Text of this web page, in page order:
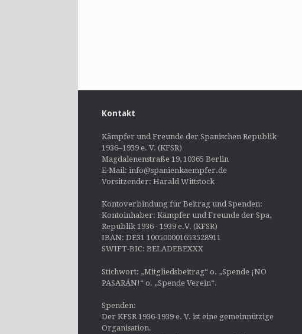
Kontakt
Kämpfer und Freunde der Spanischen Republik
1936–1939 e. V. (KFSR)
Magdalenenstraße 19, 10365 Berlin
E-Mail: info@spanienkaempfer.de
Vorsitzender: Harald Wittstock
Kontoverbindung für Beitrag und Spenden:
Kontoinhaber: Kämpfer und Freunde der Spa,
Republik 1936 - 1939 e.V. (KFSR)
IBAN: DE31 100500001653528911
SWIFT-BIC: BELADEBEXXX
Stichwort: „Mitgliedsbeitrag“ o. „Spende ¡NO
PASARÁN!“ o. „Spende Verein“.
Spenden:
Der KFSR 1936-1939 e. V. ist eine gemeinnützige
Organisation.